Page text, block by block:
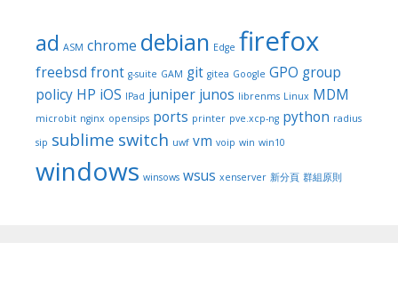
ad ASM chrome debian Edge firefox
freebsd front g-suite GAM git gitea Google GPO group
policy HP iOS IPad juniper junos librenms Linux MDM
microbit nginx opensips ports printer pve.xcp-ng python radius
sip sublime switch uwf vm voip win win10
windows winsows wsus xenserver 新分頁 群組原則